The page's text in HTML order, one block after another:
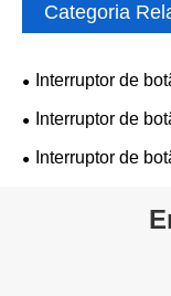
Categoria
Interruptor de
Interruptor de
Interruptor de